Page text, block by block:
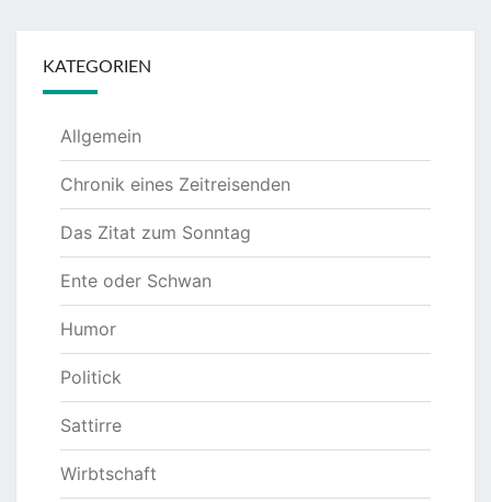
KATEGORIEN
Allgemein
Chronik eines Zeitreisenden
Das Zitat zum Sonntag
Ente oder Schwan
Humor
Politick
Sattirre
Wirbtschaft